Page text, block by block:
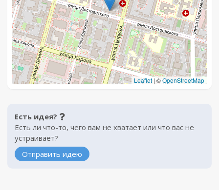
Leaflet| ©OpenStreetMap
Есть идея?
Есть ли что-то, чего вам не хватает или что вас не
устраивает?
Отправить идею